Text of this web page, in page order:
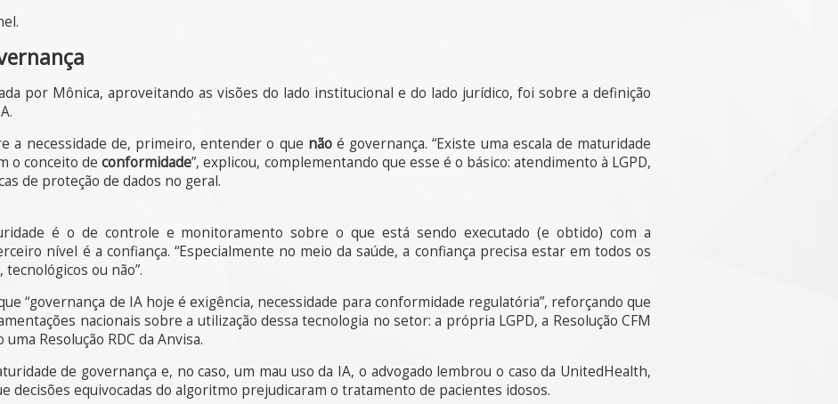
por Mônica, aproveitando as visões do lado institucional e do lado jurídico, foi sobre a definição
a necessidade de, primeiro, entender o que nãoé governança. “Existe uma escala de maturidade
o conceito deconformidade”, explicou, complementando que esse é o básico: atendimento à LGPD,
de proteção de dados no geral.
é o de controle e monitoramento sobre o que está sendo executado (e obtido) com a
nível é a confiança. “Especialmente no meio da saúde, a confiança precisa estar em todos os
ou não”.
“governança de IA hoje é exigência, necessidade para conformidade regulatória”, reforçando que
nacionais sobre a utilização dessa tecnologia no setor: a própria LGPD, a Resolução CFM
Resolução RDC da Anvisa.
de governança e, no caso, um mau uso da IA, o advogado lembrou o caso da UnitedHealth,
decisões equivocadas do algoritmo prejudicaram o tratamento de pacientes idosos.